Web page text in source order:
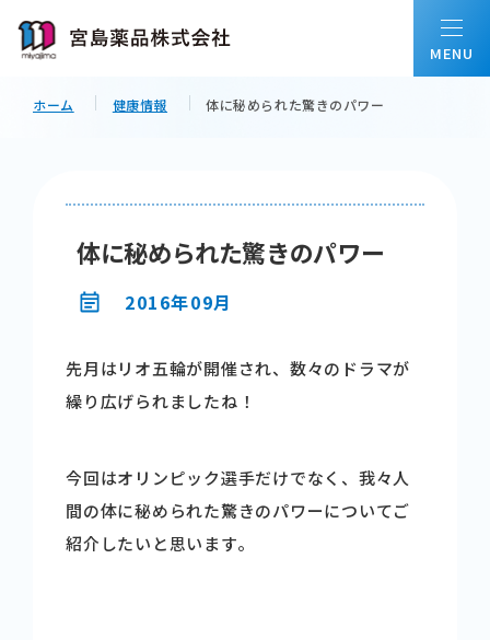
会社情報
事業内容
商品情報
ホーム 健康情報 体に秘められた驚きのパワー
体に秘められた驚きのパワー
2016年09月
先月はリオ五輪が開催され、数々のドラマが
繰り広げられましたね！
今回はオリンピック選手だけでなく、我々人
間の体に秘められた驚きのパワーについてご
紹介したいと思います。